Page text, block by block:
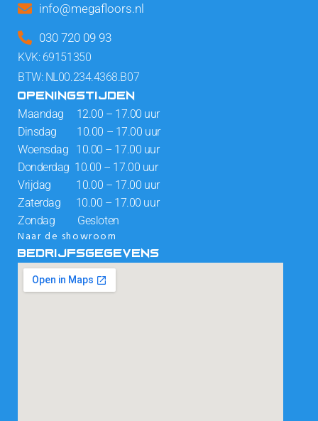
info@megafloors.nl
030 720 09 93
KVK: 69151350
BTW: NL00.234.4368.B07
OPENINGSTIJDEN
Maandag 12.00 – 17.00 uur
Dinsdag 10.00 – 17.00 uur
Woensdag 10.00 – 17.00 uur
Donderdag 10.00 – 17.00 uur
Vrijdag 10.00 – 17.00 uur
Zaterdag 10.00 – 17.00 uur
Zondag Gesloten
Naar de showroom
BEDRIJFSGEGEVENS